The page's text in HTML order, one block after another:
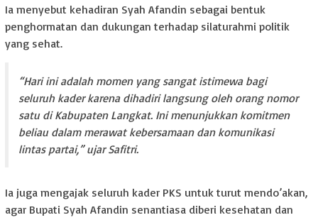
Ia menyebut kehadiran Syah Afandin sebagai bentuk
penghormatan dan dukungan terhadap silaturahmi politik
yang sehat.
“Hari ini adalah momen yang sangat istimewa bagi
seluruh kader karena dihadiri langsung oleh orang nomor
satu di Kabupaten Langkat. Ini menunjukkan komitmen
beliau dalam merawat kebersamaan dan komunikasi
lintas partai,” ujar Safitri.
Ia juga mengajak seluruh kader PKS untuk turut mendo’akan,
agar Bupati Syah Afandin senantiasa diberi kesehatan dan